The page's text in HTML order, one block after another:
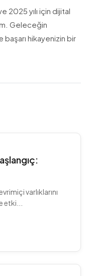
2025 yılı için dijital
Geleceğin
başarı hikayenizin bir
varlıklarını